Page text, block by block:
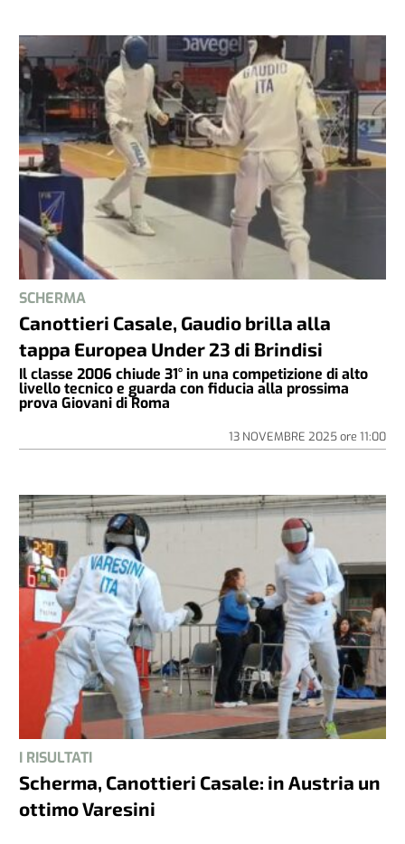
SCHERMA
Canottieri Casale, Gaudio brilla alla
tappa Europea Under 23 di Brindisi
Il classe 2006 chiude 31° in una competizione di alto
livello tecnico e guarda con fiducia alla prossima
prova Giovani di Roma
13 NOVEMBRE 2025ore 11:00
I RISULTATI
Scherma, Canottieri Casale: in Austria un
ottimo Varesini